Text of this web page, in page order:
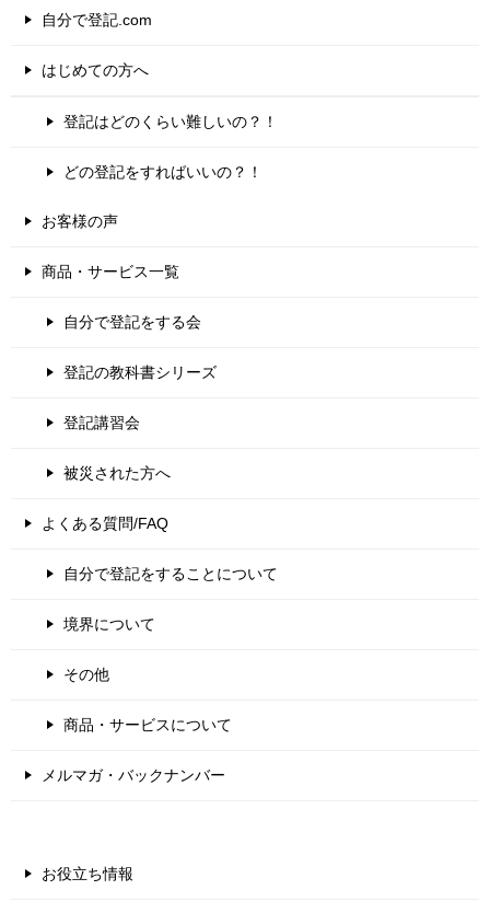
自分で登記.com
はじめての方へ
登記はどのくらい難しいの？！
どの登記をすればいいの？！
お客様の声
商品・サービス一覧
自分で登記をする会
登記の教科書シリーズ
登記講習会
被災された方へ
よくある質問/FAQ
自分で登記をすることについて
境界について
その他
商品・サービスについて
メルマガ・バックナンバー
お役立ち情報